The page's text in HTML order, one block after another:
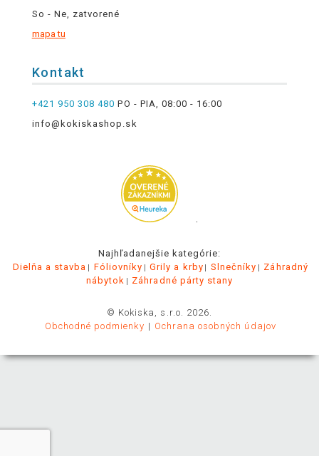
So - Ne, zatvorené
mapa tu
Kontakt
+421 950 308 480 PO - PIA, 08:00 - 16:00
info@kokiskashop.sk
.
Najhľadanejšie kategórie:
Dielňa a stavba
Fóliovníky Grily a krby Slnečníky
Záhradný
nábytok
Záhradné párty stany
© Kokiska, s.r.o. 2026.
Obchodné podmienky
Ochrana osobných údajov